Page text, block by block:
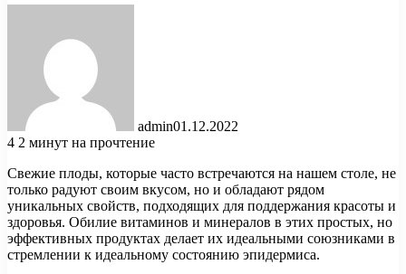
admin01.12.2022
4 2 минут на прочтение
Свежие плоды, которые часто встречаются на нашем столе, не
только радуют своим вкусом, но и обладают рядом
уникальных свойств, подходящих для поддержания красоты и
здоровья. Обилие витаминов и минералов в этих простых, но
эффективных продуктах делает их идеальными союзниками в
стремлении к идеальному состоянию эпидермиса.